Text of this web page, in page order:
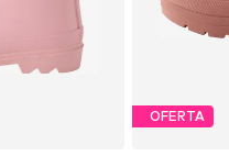
OFERTA